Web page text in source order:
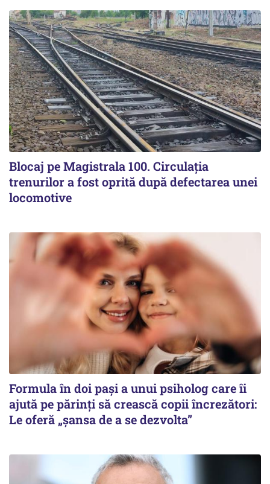
Blocaj pe Magistrala 100. Circulația
trenurilor a fost oprită după defectarea unei
locomotive
Formula în doi pași a unui psiholog care îi
ajută pe părinți să crească copii încrezători:
Le oferă „șansa de a se dezvolta”